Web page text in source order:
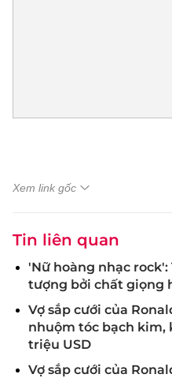
Xem link gốc
Tin liên quan
'Nữ hoàng nhạc
tượng bởi chất giọng
Vợ sắp cưới của
nhuộm tóc bạch kim,
triệu USD
Vợ sắp cưới của